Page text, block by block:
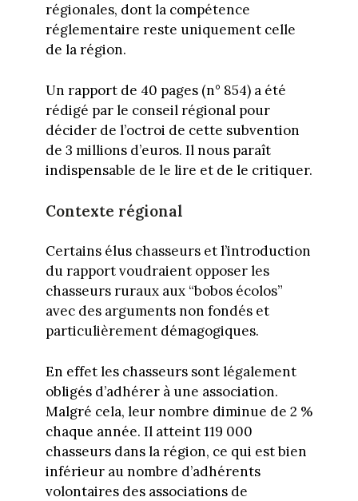
régionales, dont la compétence
réglementaire reste uniquement celle
de la région.
Un rapport de 40 pages (n° 854) a été
rédigé par le conseil régional pour
décider de l’octroi de cette subvention
de 3 millions d’euros. Il nous paraît
indispensable de le lire et de le critiquer.
Contexte régional
Certains élus chasseurs et l’introduction
du rapport voudraient opposer les
chasseurs ruraux aux “bobos écolos”
avec des arguments non fondés et
particulièrement démagogiques.
En effet les chasseurs sont légalement
obligés d’adhérer à une association.
Malgré cela, leur nombre diminue de 2 %
chaque année. Il atteint 119 000
chasseurs dans la région, ce qui est bien
inférieur au nombre d’adhérents
volontaires des associations de